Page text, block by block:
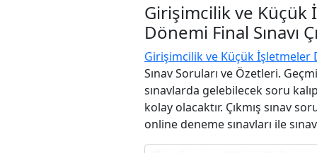
Girişimcilik ve Küçük
Dönemi Final Sınavı
Girişimcilik ve Küçük İşletmeler
Sınav Soruları ve Özetleri.
sınavlarda gelebilecek soru
kolay olacaktır. Çıkmış sınav
online deneme sınavları ile